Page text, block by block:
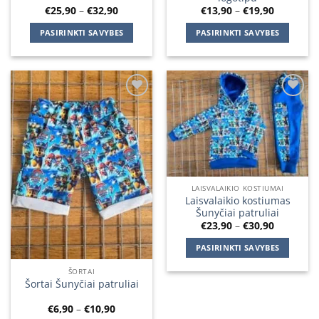
€25,90 – €32,90Price
€25,90
through
€32,90
PASIRINKTI SAVYBES
has
multiple
variants.
The
options
may
be
chosen
on
the
product
page
€13,90 – €19,90Price
€13,90
through
€19,90
PASIRINKTI SAVYBES
has
multiple
variants.
The
options
may
be
chosen
on
the
product
page
Add to
wishlist
ŠORTAI
Šortai Šunyčiai patruliai
€6,90 – €10,90Price
Add to
wishlist
LAISVALAIKIO KOSTIUMAI
Laisvalaikio kostiumas
Šunyčiai patruliai
€23,90 – €30,90Price
€23,90
through
€30,90
PASIRINKTI SAVYBES